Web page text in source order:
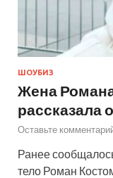
ШОУБИЗ
Жена
рассказала
Оставьте
Ранее
тело Роман